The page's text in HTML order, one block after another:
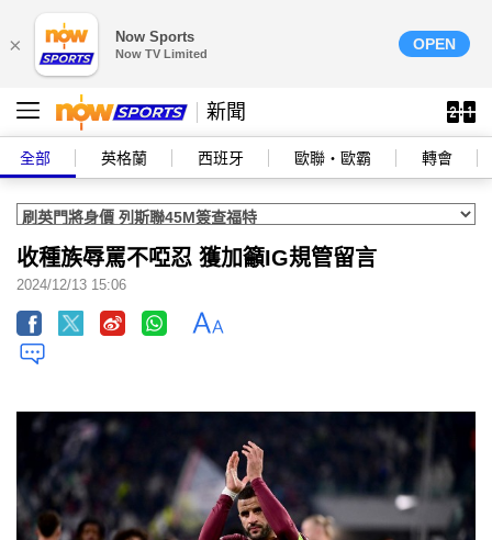
× Now Sports
Now TV Limited
OPEN
新聞
全部 英格蘭 西班牙 歐聯‧歐霸 轉會
收種族辱罵不啞忍 獲加籲IG規管留言
2024/12/13 15:06